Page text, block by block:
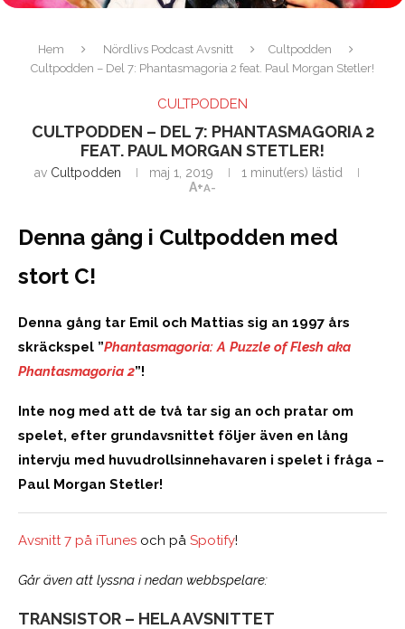
Hem Nördlivs Podcast Avsnitt
Cultpodden
Cultpodden – Del 7: Phantasmagoria 2 feat. Paul Morgan Stetler!
CULTPODDEN
CULTPODDEN – DEL 7: PHANTASMAGORIA 2
FEAT. PAUL MORGAN STETLER!
av Cultpodden maj 1, 2019
1 minut(ers) lästid
A+A-
Denna gång i Cultpodden med
stort C!
Denna gång tar Emil och Mattias sig an 1997 års
skräckspel ”Phantasmagoria: A Puzzle of Flesh aka
Phantasmagoria 2”!
Inte nog med att de två tar sig an och pratar om
spelet, efter grundavsnittet följer även en lång
intervju med huvudrollsinnehavaren i spelet i fråga –
Paul Morgan Stetler!
Avsnitt 7 på iTunes och på Spotify!
Går även att lyssna i nedan webbspelare:
TRANSISTOR – HELA AVSNITTET